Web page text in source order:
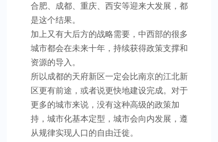
合肥、成都、重庆、西安等迎来大发展，都
是这个结果。
加上又有大后方的战略需要，中西部的很多
城市都会在未来十年，持续获得政策支撑和
资源的导入。
所以成都的天府新区一定会比南京的江北新
区更有前途，或者说更快地建设完成。对于
更多的城市来说，没有这种高级的政策加
持，城市化基本定型，城市会向内发展，遵
从规律实现人口的自由迁徙。